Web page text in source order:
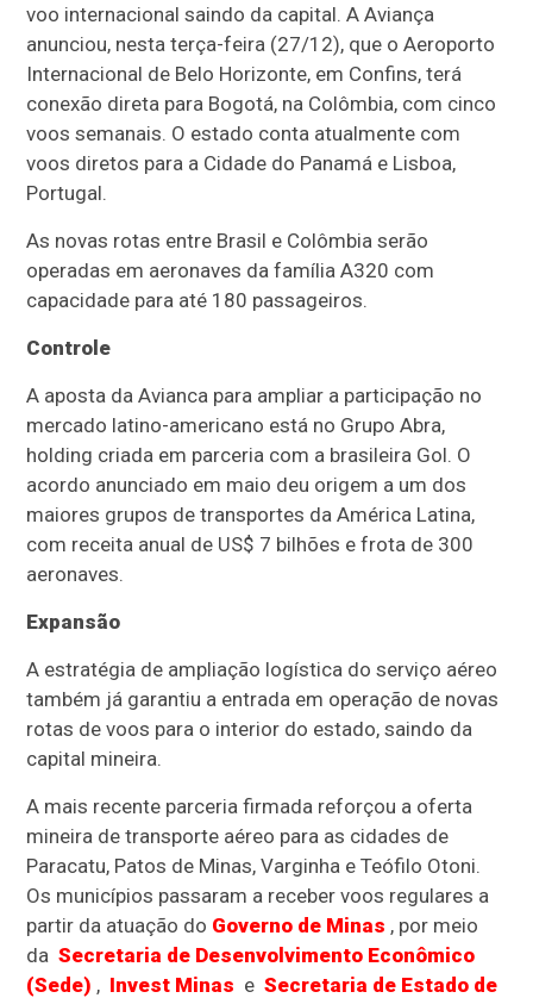
voo internacional saindo da capital. A Aviança
anunciou, nesta terça-feira (27/12), que o Aeroporto
Internacional de Belo Horizonte, em Confins, terá
conexão direta para Bogotá, na Colômbia, com cinco
voos semanais. O estado conta atualmente com
voos diretos para a Cidade do Panamá e Lisboa,
Portugal.
As novas rotas entre Brasil e Colômbia serão
operadas em aeronaves da família A320 com
capacidade para até 180 passageiros.
Controle
A aposta da Avianca para ampliar a participação no
mercado latino-americano está no Grupo Abra,
holding criada em parceria com a brasileira Gol. O
acordo anunciado em maio deu origem a um dos
maiores grupos de transportes da América Latina,
com receita anual de US$ 7 bilhões e frota de 300
aeronaves.
Expansão
A estratégia de ampliação logística do serviço aéreo
também já garantiu a entrada em operação de novas
rotas de voos para o interior do estado, saindo da
capital mineira.
A mais recente parceria firmada reforçou a oferta
mineira de transporte aéreo para as cidades de
Paracatu, Patos de Minas, Varginha e Teófilo Otoni.
Os municípios passaram a receber voos regulares a
partir da atuação do Governo de Minas , por meio
daSecretaria de Desenvolvimento Econômico
(Sede) , Invest Minas eSecretaria de Estado de